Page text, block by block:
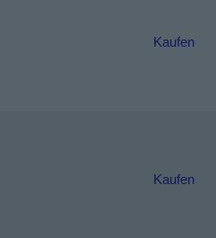
Kaufen
Kaufen